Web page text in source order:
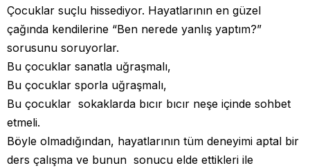
Çocuklar suçlu hissediyor. Hayatlarının en güzel
çağında kendilerine “Ben nerede yanlış yaptım?”
sorusunu soruyorlar.
Bu çocuklar sanatla uğraşmalı,
Bu çocuklar sporla uğraşmalı,
Bu çocuklar sokaklarda bıcır bıcır neşe içinde sohbet
etmeli.
Böyle olmadığından, hayatlarının tüm deneyimi aptal bir
ders çalışma ve bunun sonucu elde ettikleri ile